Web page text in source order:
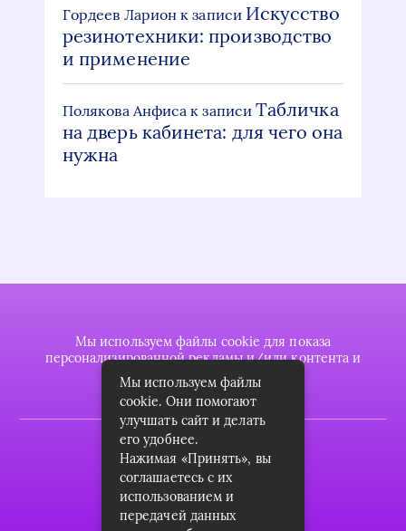
Гордеев Ларион к записи Искусство
резинотехники: производство
и применение
Полякова Анфиса к записиТабличка
на дверь кабинета: для чего она
нужна
Мы используем файлы cookie для показа
персонализированной рекламы и/или контента и
анализа нашего трафика.
2022 © plasttrubkomplekt.ru
Карта сайта
Контакты
Мы используем файлы
cookie. Они помогают
улучшать сайт и делать
его удобнее.
Нажимая «Принять», вы
соглашаетесь с их
использованием и
передачей данных